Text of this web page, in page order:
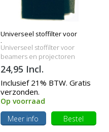
Universeel stoffilter voor
beamers
Universeel stoffilter voor
beamers en projectoren
24,95 Incl.
Inclusief 21% BTW. Gratis
verzonden.
Op voorraad
Meer info
Bestel